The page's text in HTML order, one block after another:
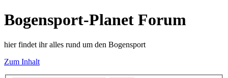
Bogensport-Planet Forum
hier findet ihr alles rund um den Bogensport
Zum Inhalt